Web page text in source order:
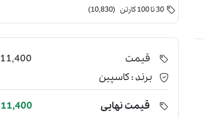
30 تا 100 کارتن (10,830)
قیمت
11,400 تومان
برند :کاسپین
قیمت نهایی 11,400 تومان